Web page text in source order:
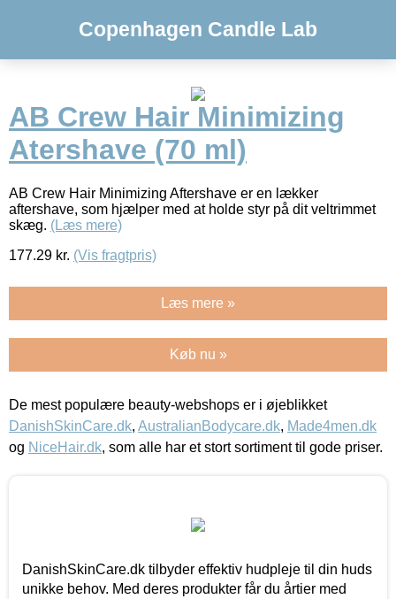
Copenhagen Candle Lab
AB Crew Hair Minimizing
Atershave (70 ml)
AB Crew Hair Minimizing Aftershave er en lækker
aftershave, som hjælper med at holde styr på dit veltrimmet
skæg. (Læs mere)
177.29 kr. (Vis fragtpris)
Læs mere »
Køb nu »
De mest populære beauty-webshops er i øjeblikket
DanishSkinCare.dk, AustralianBodycare.dk, Made4men.dk
og NiceHair.dk, som alle har et stort sortiment til gode priser.
DanishSkinCare.dk tilbyder effektiv hudpleje til din huds
unikke behov. Med deres produkter får du årtier med